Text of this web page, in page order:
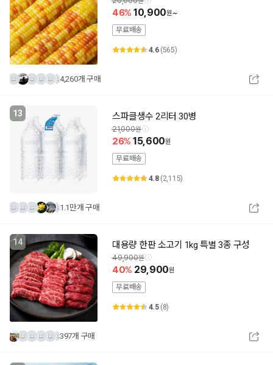
46 10,900
~
무료배송
4.6 (565)
4,260개 구매
13 스파클생수 2리터 30병
21,000
26 15,600
무료배송
4.8 (2,115)
1.1만개 구매
14 대용량 한판 소고기 1kg 특별 3종 구성
49,900
40 29,900
무료배송
4.5 (8)
397개 구매